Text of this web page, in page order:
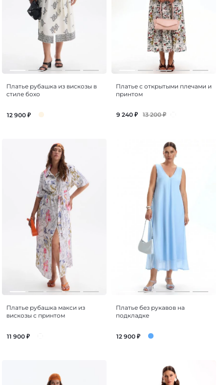
Платье рубашка из вискозы в
стиле бохо
12 900 ₽
Платье с открытыми плечами и
принтом
9 240 ₽ 13 200₽
Платье рубашка макси из
вискозы с принтом
11 900 ₽
Платье без рукавов на
подкладке
12 900 ₽